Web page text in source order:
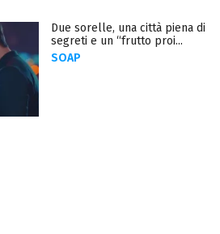
Due sorelle, una città piena di
segreti e un “frutto proi...
SOAP